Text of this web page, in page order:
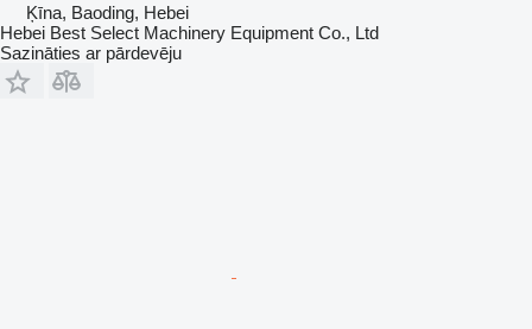
Ķīna, Baoding, Hebei
Hebei Best Select Machinery Equipment Co., Ltd
Sazināties ar pārdevēju